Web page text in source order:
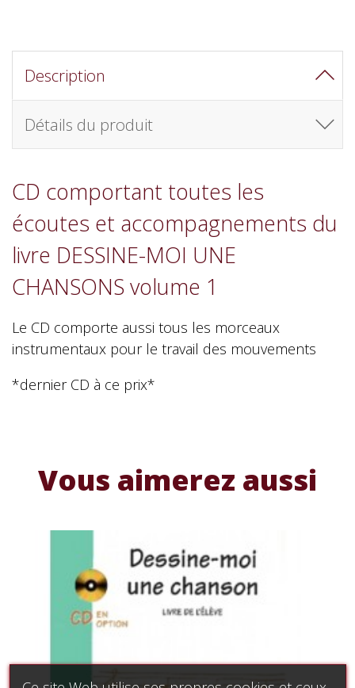
Description
Détails du produit
CD comportant toutes les
écoutes et accompagnements du
livre DESSINE-MOI UNE
CHANSONS volume 1
Le CD comporte aussi tous les morceaux
instrumentaux pour le travail des mouvements
*dernier CD à ce prix*
Vous aimerez aussi